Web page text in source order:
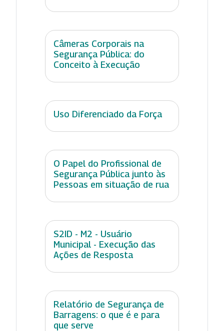
Câmeras Corporais na
Segurança Pública: do
Conceito à Execução
Uso Diferenciado da Força
O Papel do Profissional de
Segurança Pública junto às
Pessoas em situação de rua
S2ID - M2 - Usuário
Municipal - Execução das
Ações de Resposta
Relatório de Segurança de
Barragens: o que é e para
que serve